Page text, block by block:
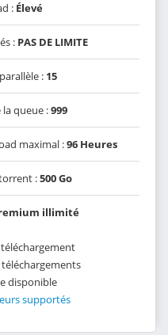
: Élevé
: PAS DE LIMITE
: 15
queue :999
maximal :96 Heures
:500 Go
illimité
disponible
supportés